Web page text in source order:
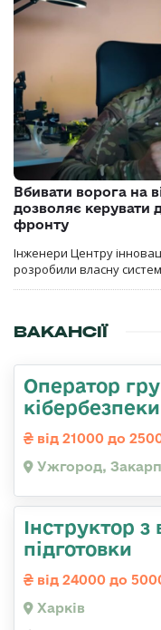
Вбивати ворога на
дозволяє керувати
фронту
Інженери Центру
розробили власну
ВАКАНСІЇ
Оператор
кібербезпеки
від 21000 до
Ужгород,
Інструктор з
підготовки
від 24000 до
Харків